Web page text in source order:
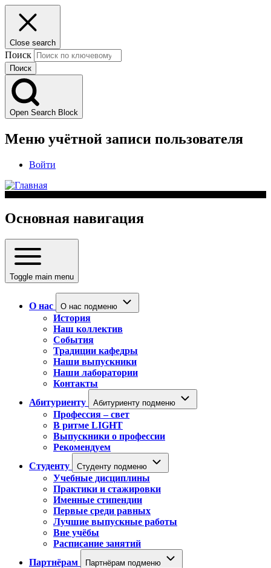
Close search
Поиск
Open Search Block
Меню учётной записи пользователя
Войти
Основная навигация
Toggle main menu
О нас О нас подменю
История
Наш коллектив
События
Традиции кафедры
Наши выпускники
Наши лаборатории
Контакты
Абитуриенту
Абитуриенту подменю
Профессия – свет
В ритме LIGHT
Выпускники о профессии
Рекомендуем
Студенту
Студенту подменю
Учебные дисциплины
Практики и стажировки
Именные стипендии
Первые среди равных
Лучшие выпускные работы
Вне учёбы
Расписание занятий
Партнёрам
Партнёрам подменю